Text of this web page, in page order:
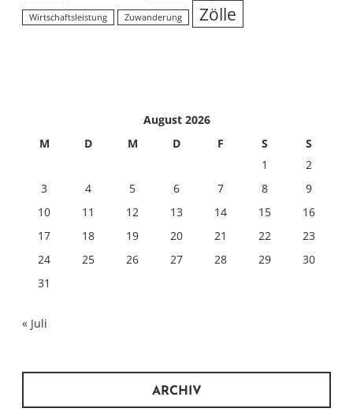
Wirtschaftsleistung Zuwanderung Zölle
August 2026
M
D M D F S
S
1
2
3
4 5 6 7 8
9
10
11 12 13 14 15
16
17
18 19 20 21 22
23
24
25 26 27 28 29
30
31
« Juli
ARCHIV